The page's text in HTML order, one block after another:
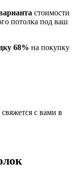
стоимости
потолка под ваш
68% на покупку
с вами в